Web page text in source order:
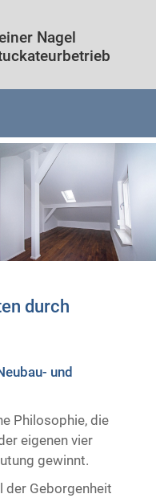
Nagel
durch
und
Philosophie, die
eigenen vier
gewinnt.
der Geborgenheit